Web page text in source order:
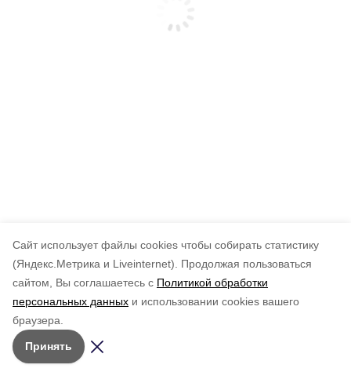
Cайт использует файлы cookies чтобы собирать статистику
(Яндекс.Метрика и Liveinternet).
Продолжая пользоваться
сайтом, Вы соглашаетесь с Политикой обработки
персональных данных и использовании cookies вашего
браузера.
Принять